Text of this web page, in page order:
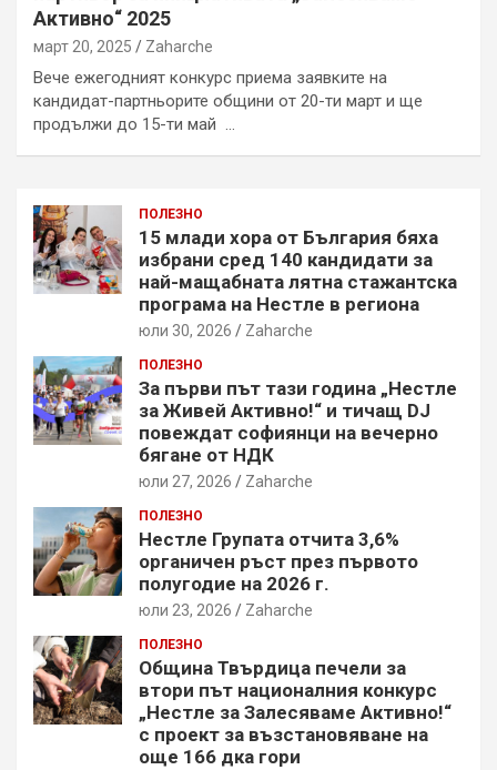
Активно“ 2025
март 20, 2025 Zaharche
Вече ежегодният конкурс приема заявките на
кандидат-партньорите общини от 20-ти март и ще
продължи до 15-ти май …
ПОЛЕЗНО
15 млади хора от България бяха
избрани сред 140 кандидати за
най-мащабната лятна стажантска
програма на Нестле в региона
юли 30, 2026 Zaharche
ПОЛЕЗНО
За първи път тази година „Нестле
за Живей Активно!“ и тичащ DJ
повеждат софиянци на вечерно
бягане от НДК
юли 27, 2026 Zaharche
ПОЛЕЗНО
Нестле Групата отчита 3,6%
органичен ръст през първото
полугодие на 2026 г.
юли 23, 2026 Zaharche
ПОЛЕЗНО
Община Твърдица печели за
втори път националния конкурс
„Нестле за Залесяваме Активно!“
с проект за възстановяване на
още 166 дка гори